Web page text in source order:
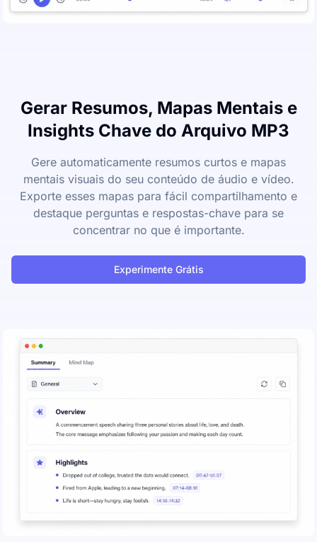
Gerar Resumos, Mapas Mentais e
Insights Chave do Arquivo MP3
Gere automaticamente resumos curtos e mapas
mentais visuais do seu conteúdo de áudio e vídeo.
Exporte esses mapas para fácil compartilhamento e
destaque perguntas e respostas-chave para se
concentrar no que é importante.
Experimente Grátis